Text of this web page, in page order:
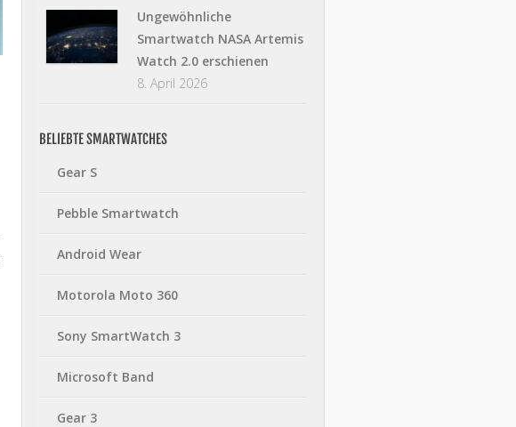
Ungewöhnliche
Smartwatch NASA Artemis
Watch 2.0 erschienen
8. April 2026
BELIEBTE SMARTWATCHES
Gear S
Pebble Smartwatch
Android Wear
Motorola Moto 360
Sony SmartWatch 3
Microsoft Band
Gear 3